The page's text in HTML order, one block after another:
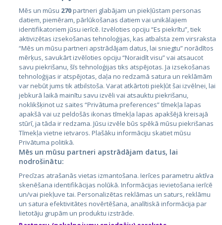
Valstis
Igaunija
Latvija
Lietuva
City24.lv
City24.ee
GetaPro.lv
GetaPro.ee
Skelbiu.lt
Kainos.lt
Paslaugos.lt
auto24.ee
KV.ee
Mēs un mūsu 270partneri glabājam un piekļūstam personas
datiem, piemēram, pārlūkošanas datiem vai unikālajiem
identifikatoriem jūsu ierīcē. Izvēloties opciju “Es piekrītu”, tiek
aktivizētas izsekošanas tehnoloģijas, kas atbalsta zem virsraksta
“Mēs un mūsu partneri apstrādājam datus, lai sniegtu” norādītos
mērķus, savukārt izvēloties opciju “Noraidīt visu” vai atsaucot
savu piekrišanu, šīs tehnoloģijas tiks atspējotas. Ja izsekošanas
tehnoloģijas ir atspējotas, daļa no redzamā satura un reklāmām
var nebūt jums tik atbilstoša. Varat atkārtoti piekļūt šai izvēlnei, lai
jebkurā laikā mainītu savu izvēli vai atsauktu piekrišanu,
noklikšķinot uz saites “Privātuma preferences” tīmekļa lapas
apakšā vai uz peldošās ikonas tīmekļa lapas apakšējā kreisajā
stūrī, ja tāda ir redzama. Jūsu izvēle būs spēkā mūsu piekrišanas
Tīmekļa vietne ietvaros. Plašāku informāciju skatiet mūsu
Privātuma politikā.
Mēs un mūsu partneri apstrādājam datus, lai
nodrošinātu:
Precīzas atrašanās vietas izmantošana. Ierīces parametru aktīva
skenēšana identifikācijas nolūkā. Informācijas ievietošana ierīcē
un/vai piekļuve tai. Personalizētas reklāmas un saturs, reklāmu
un satura efektivitātes novērtēšana, analītiskā informācija par
lietotāju grupām un produktu izstrāde.